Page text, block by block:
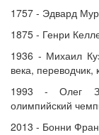
1757 - Эдвард
1875 - Генри
1936 - Михаил
века, переводчик,
1993 - Олег
олимпийский
2013 - Бонни